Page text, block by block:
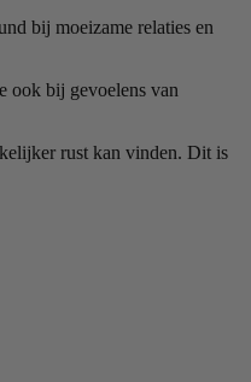
bij moeizame relaties en
ook bij gevoelens van
rust kan vinden. Dit is